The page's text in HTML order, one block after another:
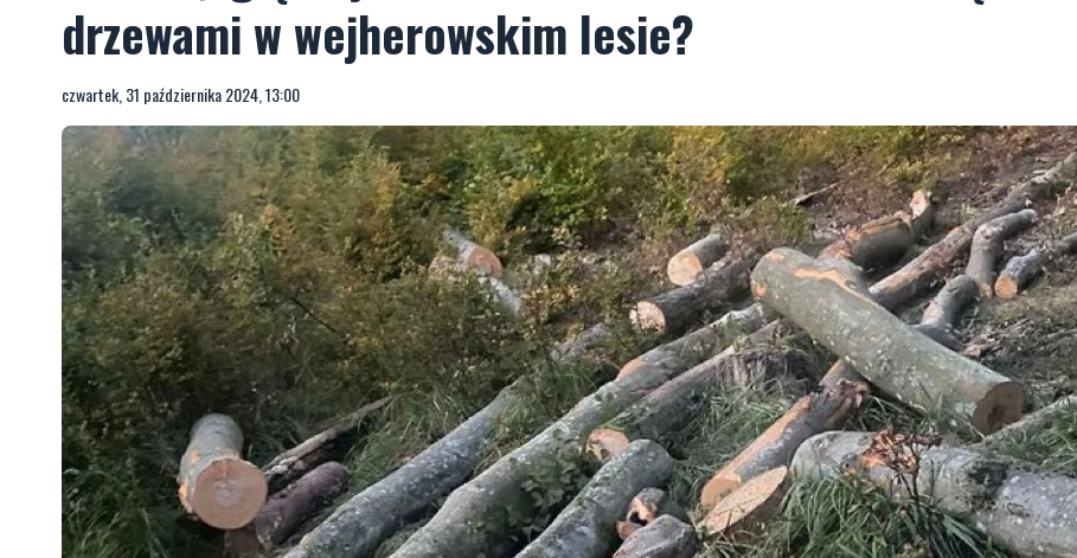
drzewami w wejherowskim lesie?
czwartek, 31 października 2024, 13:00